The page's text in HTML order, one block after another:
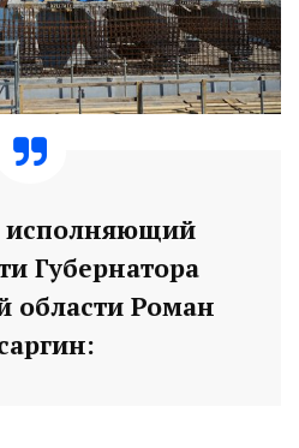
исполняющий
Губернатора
области Роман